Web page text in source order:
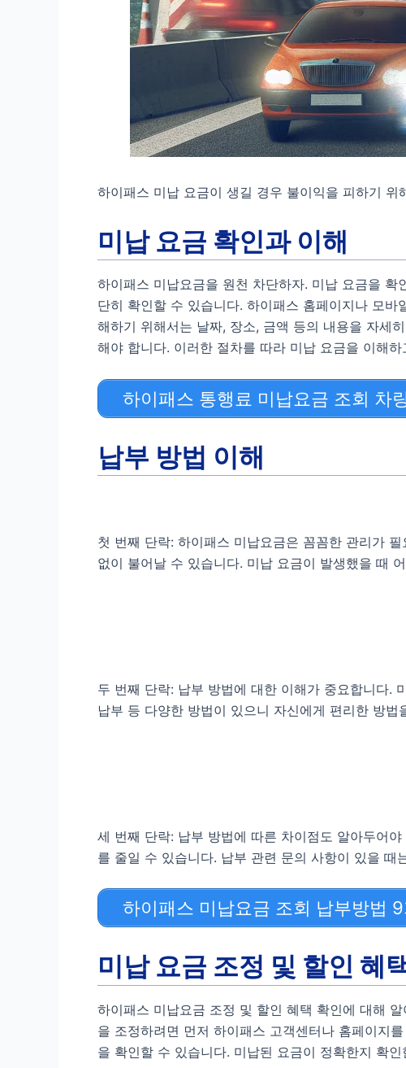
하이패스 미납 요금이 생길 경우 불이익을 피하기
미납 요금 확인과 이해
하이패스 미납요금을 원천 차단하자. 미납 요금을
단히 확인할 수 있습니다. 하이패스 홈페이지나 모
해하기 위해서는 날짜, 장소, 금액 등의 내용을 자세
해야 합니다. 이러한 절차를 따라 미납 요금을 이해
하이패스 통행료 미납요금 조회 차
납부 방법 이해
첫 번째 단락: 하이패스 미납요금은 꼼꼼한 관리가
없이 불어날 수 있습니다. 미납 요금이 발생했을 때
두 번째 단락: 납부 방법에 대한 이해가 중요합니다.
납부 등 다양한 방법이 있으니 자신에게 편리한 방
세 번째 단락: 납부 방법에 따른 차이점도 알아두어
를 줄일 수 있습니다. 납부 관련 문의 사항이 있을
하이패스 미납요금 조회 납부방법
미납 요금 조정 및 할인 혜
하이패스 미납요금 조정 및 할인 혜택 확인에 대해
을 조정하려면 먼저 하이패스 고객센터나 홈페이지
을 확인할 수 있습니다. 미납된 요금이 정확한지 확